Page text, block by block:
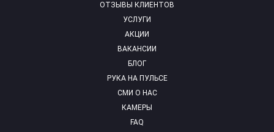
ОТЗЫВЫ КЛИЕНТОВ
УСЛУГИ
АКЦИИ
ВАКАНСИИ
БЛОГ
РУКА НА ПУЛЬСЕ
СМИ О НАС
КАМЕРЫ
FAQ